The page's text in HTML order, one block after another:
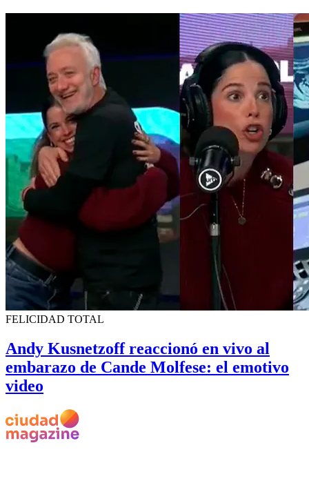
FELICIDAD TOTAL
Andy Kusnetzoff reaccionó en vivo al
embarazo de Cande Molfese: el emotivo
video